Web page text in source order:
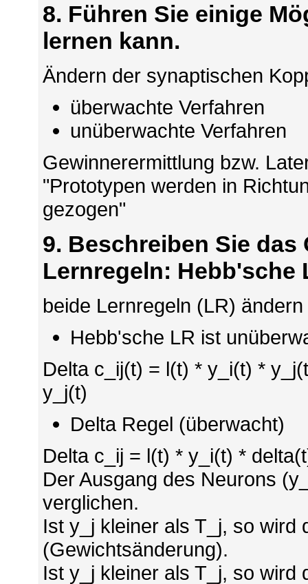
8. Führen Sie einige
lernen kann.
Ändern der synaptischen
überwachte Verfahren
unüberwachte Verfahren
Gewinnerermittlung bzw.
"Prototypen werden in
gezogen"
9. Beschreiben Sie
Lernregeln: Hebb'sche
beide Lernregeln (LR)
Hebb'sche LR ist
Delta c_ij(t) = l(t) * y_i(t) *
y_j(t)
Delta Regel (überwacht)
Delta c_ij = l(t) * y_i(t) *
Der Ausgang des Neurons
verglichen.
Ist y_j kleiner als T_j, so wird
(Gewichtsänderung).
Ist y_j kleiner als T_j, so wird